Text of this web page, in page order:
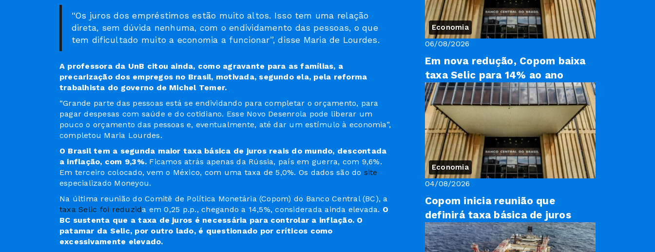
“Os juros dos empréstimos estão muito altos. Isso tem uma relação
direta, sem dúvida nenhuma, com o endividamento das pessoas, o que
tem dificultado muito a economia a funcionar”, disse Maria de Lourdes.
A professora da UnB citou ainda, como agravante para as famílias, a
precarização dos empregos no Brasil, motivada, segundo ela, pela reforma
trabalhista do governo de Michel Temer.
“Grande parte das pessoas está se endividando para completar o orçamento, para
pagar despesas com saúde e do cotidiano. Esse Novo Desenrola pode liberar um
pouco o orçamento das pessoas e, eventualmente, até dar um estímulo à economia”,
completou Maria Lourdes.
O Brasil tem a segunda maior taxa básica de juros reais do mundo, descontada
a inflação, com 9,3%. Ficamos atrás apenas da Rússia, país em guerra, com 9,6%.
Em terceiro colocado, vem o México, com uma taxa de 5,0%. Os dados são do site
especializado Moneyou.
Na última reunião do Comitê de Política Monetária (Copom) do Banco Central (BC), a
taxa Selic foi reduzida em 0,25 p.p., chegando a 14,5%, considerada ainda elevada. O
BC sustenta que a taxa de juros é necessária para controlar a inflação. O
patamar da Selic, por outro lado, é questionado por críticos como
excessivamente elevado.
Economia
06/08/2026
Em nova redução, Copom baixa
taxa Selic para 14% ao ano
Economia
04/08/2026
Copom inicia reunião que
definirá taxa básica de juros